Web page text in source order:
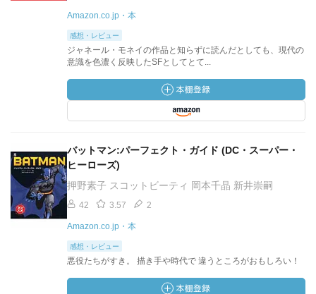
Amazon.co.jp・本
感想・レビュー
ジャネール・モネイの作品と知らずに読んだとしても、現代の
意識を色濃く反映したSFとしてとて...
バットマン:パーフェクト・ガイド (DC・スーパー・
ヒーローズ)
押野素子 スコットビーティ 岡本千晶 新井崇嗣
42 3.57 2
Amazon.co.jp・本
感想・レビュー
悪役たちがすき。 描き手や時代で 違うところがおもしろい！